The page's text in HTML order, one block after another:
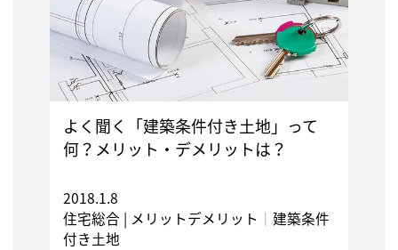
よく聞く「建築条件付き土地」って
何？メリット・デメリットは？
2018.1.8
住宅総合 | メリットデメリット ｜ 建築条件
付き土地